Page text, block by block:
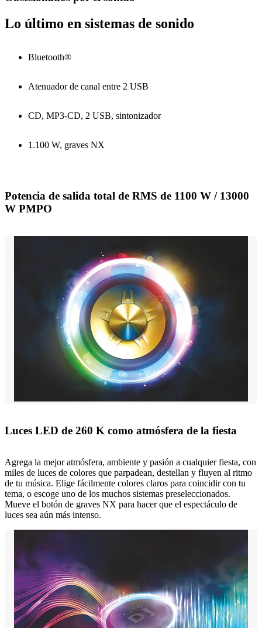
Lo último en sistemas de sonido
Bluetooth®
Atenuador de canal entre 2 USB
CD, MP3-CD, 2 USB, sintonizador
1.100 W, graves NX
Potencia de salida total de RMS de 1100 W / 13000
W PMPO
Luces LED de 260 K como atmósfera de la fiesta
Agrega la mejor atmósfera, ambiente y pasión a cualquier fiesta, con
miles de luces de colores que parpadean, destellan y fluyen al ritmo
de tu música. Elige fácilmente colores claros para coincidir con tu
tema, o escoge uno de los muchos sistemas preseleccionados.
Mueve el botón de graves NX para hacer que el espectáculo de
luces sea aún más intenso.